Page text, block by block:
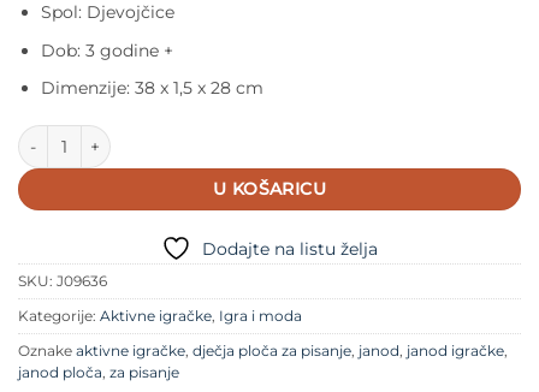
Spol: Djevojčice
Dob: 3 godine +
Dimenzije: 38 x 1,5 x 28 cm
Janod dječja ploča za pisanje količina
U KOŠARICU
Dodajte na listu želja
SKU: J09636
Kategorije: Aktivne igračke, Igra i moda
Oznake aktivne igračke, dječja ploča za pisanje, janod, janod igračke,
janod ploča, za pisanje